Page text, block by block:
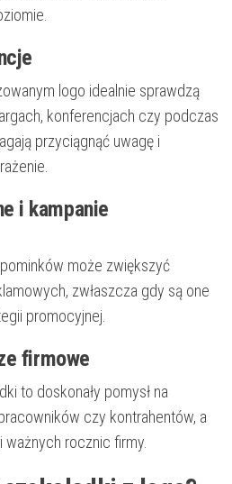
logo idealnie sprawdzą
konferencjach czy podczas
przyciągnąć uwagę i
i kampanie
może zwiększyć
zwłaszcza gdy są one
promocyjnej.
firmowe
to doskonały pomysł na
czy kontrahentów, a
rocznic firmy.